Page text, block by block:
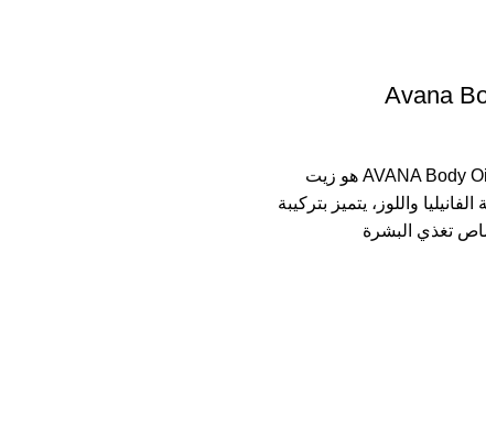
Avana
AVANA Body Oil – Vanilla Almond هو زيت
واللوز، يتميز بتركيبة
تغذي البشرة